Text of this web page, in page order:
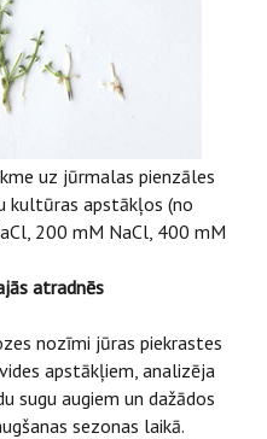
uz jūrmalas pienzāles
kultūras apstākļos (no
200 mM NaCl, 400 mM
atradnēs
nozīmi jūras piekrastes
apstākļiem, analizēja
sugu augiem un dažādos
sezonas laikā.